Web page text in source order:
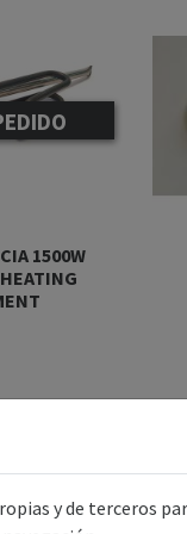
1500W
y de terceros